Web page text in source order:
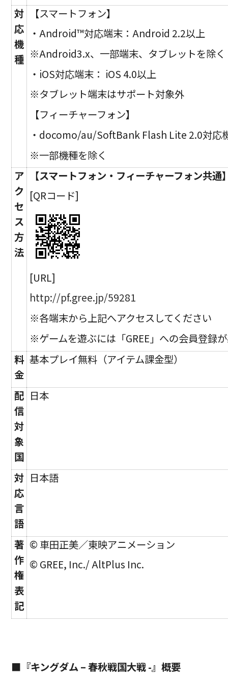
対
応
機
種
【スマートフォン】
・Android™対応端末：Android 2.2以上
※Android3.x、一部端末、タブレットを除く
・iOS対応端末： iOS 4.0以上
※タブレット端末はサポート対象外
【フィーチャーフォン】
・docomo/au/SoftBank Flash Lite 2.0対応
※一部機種を除く
ア
ク
セ
ス
方
法
【スマートフォン・フィーチャーフォン共通
[QRコード]
[URL]
http://pf.gree.jp/59281
※各端末から上記へアクセスしてください
※ゲームを遊ぶには「GREE」への会員登録
料
金
基本プレイ無料（アイテム課金型）
配
信
対
象
国
日本
対
応
言
語
日本語
著
作
権
表
記
© 車田正美／東映アニメーション
© GREE, Inc./ AltPlus Inc.
■『キングダム – 春秋戦国大戦 -』概要